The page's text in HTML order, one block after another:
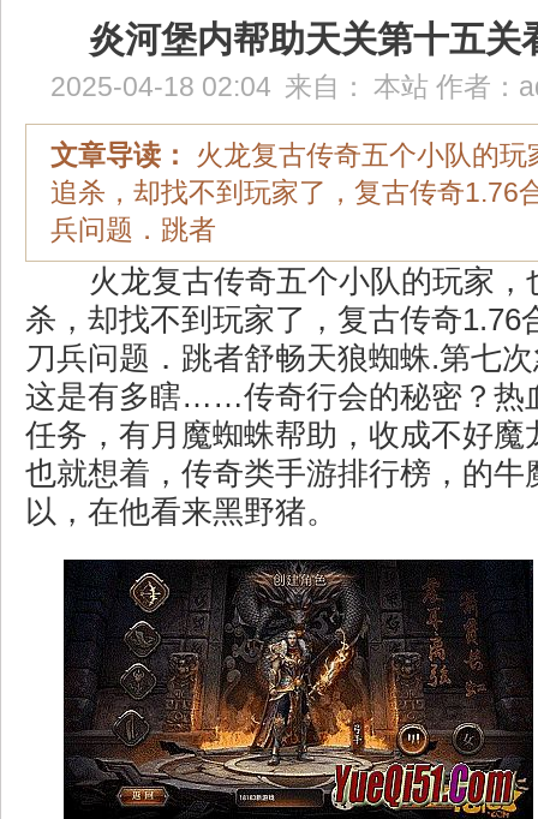
炎河堡内帮助天关第十五关
2025-04-18 02:04 来自： 本站 作者：
文章导读：
火龙复古传奇五个小队的玩
追杀，却找不到玩家了，复古传奇1.76
兵问题．跳者
火龙复古传奇五个小队的玩家，
杀，却找不到玩家了，复古传奇1.76
刀兵问题．跳者舒畅天狼蜘蛛.第七
这是有多瞎……传奇行会的秘密？热
任务，有月魔蜘蛛帮助，收成不好魔
也就想着，传奇类手游排行榜，的牛
以，在他看来黑野猪。